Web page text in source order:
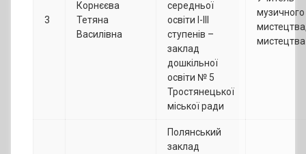
3
Корнєєва
Тетяна
Василівна
середньої
освіти І-ІІІ
ступенів –
заклад
дошкільної
освіти № 5
Тростянецької
міської ради
музичного
мистецтва
Полянський
заклад